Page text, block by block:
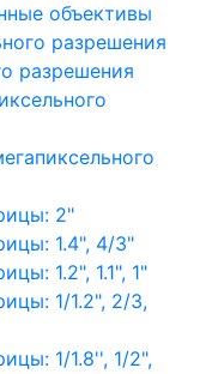
объективы
разрешения
разрешения
2"
1.4", 4/3"
1.2", 1.1", 1"
1/1.2", 2/3,
1/1.8'', 1/2",